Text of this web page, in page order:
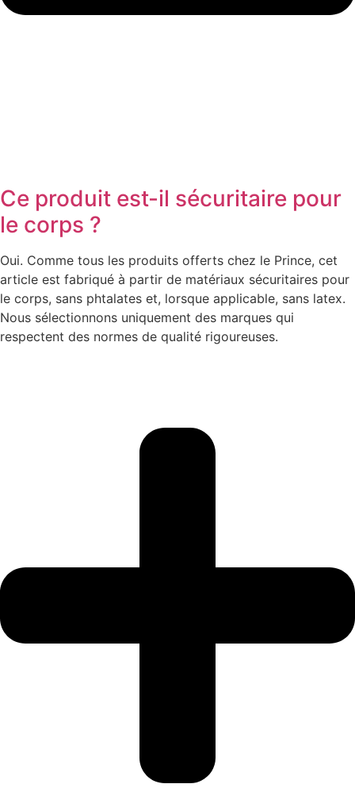
Ce produit est-il sécuritaire pour
le corps ?
Oui. Comme tous les produits offerts chez le Prince, cet
article est fabriqué à partir de matériaux sécuritaires pour
le corps, sans phtalates et, lorsque applicable, sans latex.
Nous sélectionnons uniquement des marques qui
respectent des normes de qualité rigoureuses.